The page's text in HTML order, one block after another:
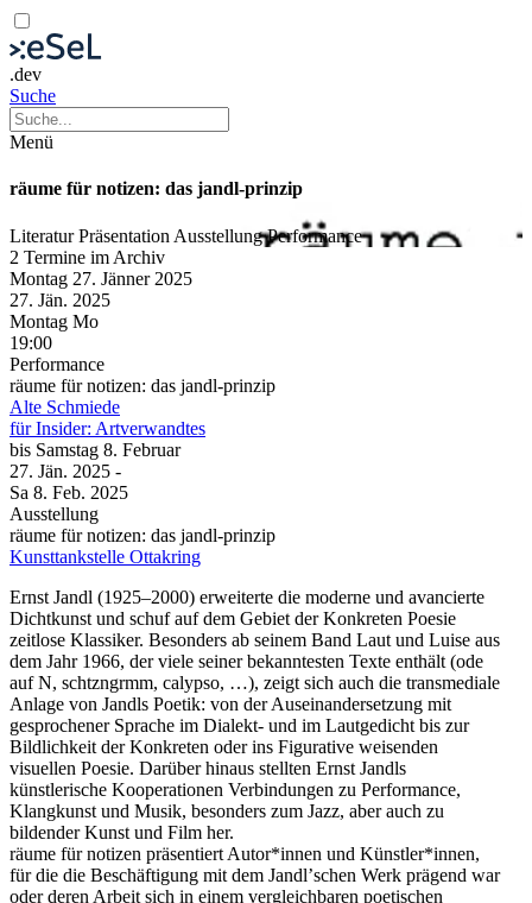
.dev
Suche
Menü
räume für notizen: das jandl-prinzip
LiteraturPräsentation AusstellungPerformance
2 Termine im Archiv
Montag 27. Jänner 2025
27. Jän. 2025
Montag Mo
19:00
Performance
räume für notizen: das jandl-prinzip
Alte Schmiede
für Insider: Artverwandtes
bis Samstag 8. Februar
27. Jän. 2025 -
Sa 8. Feb. 2025
Ausstellung
räume für notizen: das jandl-prinzip
Kunsttankstelle Ottakring
Ernst Jandl (1925–2000) erweiterte die moderne und avancierte
Dichtkunst und schuf auf dem Gebiet der Konkreten Poesie
zeitlose Klassiker. Besonders ab seinem Band Laut und Luise aus
dem Jahr 1966, der viele seiner bekanntesten Texte enthält (ode
auf N, schtzngrmm, calypso, …), zeigt sich auch die transmediale
Anlage von Jandls Poetik: von der Auseinandersetzung mit
gesprochener Sprache im Dialekt- und im Lautgedicht bis zur
Bildlichkeit der Konkreten oder ins Figurative weisenden
visuellen Poesie. Darüber hinaus stellten Ernst Jandls
künstlerische Kooperationen Verbindungen zu Performance,
Klangkunst und Musik, besonders zum Jazz, aber auch zu
bildender Kunst und Film her.
räume für notizen präsentiert Autor*innen und Künstler*innen,
für die die Beschäftigung mit dem Jandlʼschen Werk prägend war
oder deren Arbeit sich in einem vergleichbaren poetischen